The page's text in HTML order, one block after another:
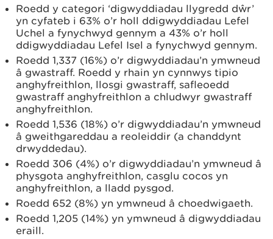
Roedd y categori ‘digwyddiadau llygredd dŵr’
yn cyfateb i 63% o’r holl ddigwyddiadau Lefel
Uchel a fynychwyd gennym a 43% o’r holl
ddigwyddiadau Lefel Isel a fynychwyd gennym.
Roedd 1,337 (16%) o’r digwyddiadau’n ymwneud
â gwastraff. Roedd y rhain yn cynnwys tipio
anghyfreithlon, llosgi gwastraff, safleoedd
gwastraff anghyfreithlon a chludwyr gwastraff
anghyfreithlon.
Roedd 1,536 (18%) o’r digwyddiadau’n ymwneud
â gweithgareddau a reoleiddir (a chanddynt
drwyddedau).
Roedd 306 (4%) o’r digwyddiadau’n ymwneud â
physgota anghyfreithlon, casglu cocos yn
anghyfreithlon, a lladd pysgod.
Roedd 652 (8%) yn ymwneud â choedwigaeth.
Roedd 1,205 (14%) yn ymwneud â digwyddiadau
eraill.